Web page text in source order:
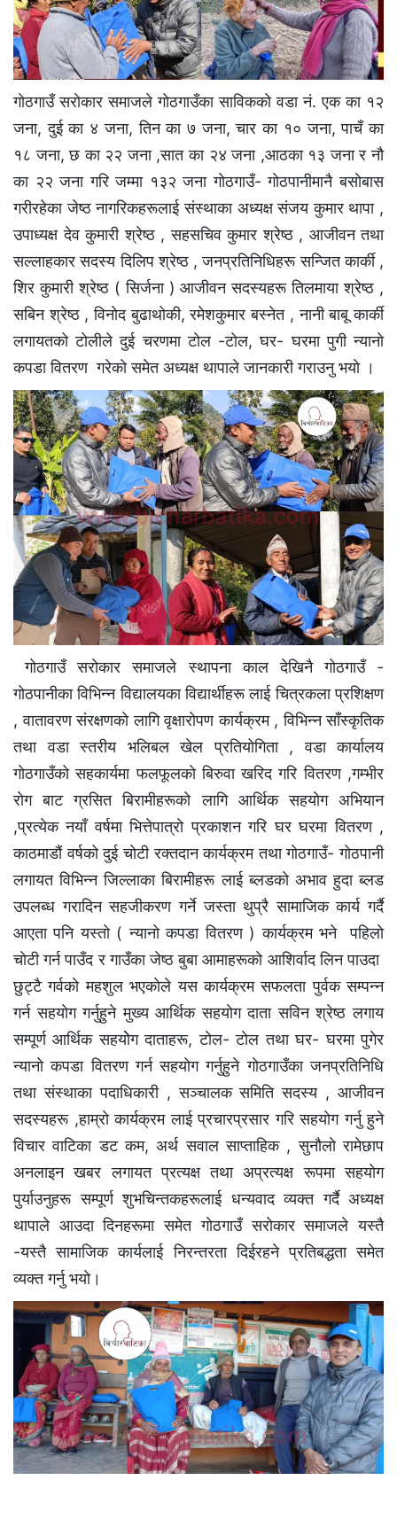
गाेठगाउँ सराेकार समाजले गाेठगाउँका साविककाे वडा नं. एक का १२
जना, दुई का ४ जना, तिन का ७ जना, चार का १० जना, पाचँ का
१८ जना, छ का २२ जना ,सात का २४ जना ,आठका १३ जना र नाै
का २२ जना गरि जम्मा १३२ जना गाेठगाउँ- गाेठपानीमानै बसाेबास
गरीरहेका जेष्ठ नागरिकहरूलाई संस्थाका अध्यक्ष संजय कुमार थापा ,
उपाध्यक्ष देव कुमारी श्रेष्ठ , सहसचिव कुमार श्रेष्ठ , आजीवन तथा
सल्लाहकार सदस्य दिलिप श्रेष्ठ , जनप्रतिनिधिहरू सन्जित कार्की ,
शिर कुमारी श्रेष्ठ ( सिर्जना ) आजीवन सदस्यहरू तिलमाया श्रेष्ठ ,
सबिन श्रेष्ठ , विनाेद बुढाथोकी, रमेशकुमार बस्नेत , नानी बाबू कार्की
लगायतको टाेलीले दुई चरणमा टाेल -टाेल, घर- घरमा पुगी न्यानाे
कपडा वितरण गरेकाे समेत अध्यक्ष थापाले जानकारी गराउनु भयाे ।
गाेठगाउँ सराेकार समाजले स्थापना काल देखिनै गाेठगाउँ -
गाेठपानीका विभिन्न विद्यालयका विद्यार्थीहरू लाई चित्रकला प्रशिक्षण
, वातावरण संरक्षणकाे लागि वृक्षारोपण कार्यक्रम , विभिन्न साँस्कृतिक
तथा वडा स्तरीय भलिबल खेल प्रतियोगिता , वडा कार्यालय
गाेठगाउँकाे सहकार्यमा फलफूलकाे बिरुवा खरिद गरि वितरण ,गम्भीर
राेग बाट ग्रसित बिरामीहरूकाे लागि आर्थिक सहयाेग अभियान
,प्रत्येक नयाँ वर्षमा भित्तेपात्राे प्रकाशन गरि घर घरमा वितरण ,
काठमाडौं वर्षको दुई चाेटी रक्तदान कार्यक्रम तथा गाेठगाउँ- गाेठपानी
लगायत विभिन्न जिल्लाका बिरामीहरू लाई ब्लडकाे अभाव हुदा ब्लड
उपलब्ध गरादिन सहजीकरण गर्ने जस्ता थुप्रै सामाजिक कार्य गर्दै
आएता पनि यस्ताे ( न्यानाे कपडा वितरण ) कार्यक्रम भने पहिलाे
चाेटी गर्न पाउँद र गाउँका जेष्ठ बुबा आमाहरूकाे आशिर्वाद लिन पाउदा
छुट्टै गर्वकाे महशुल भएकाेले यस कार्यक्रम सफलता पुर्वक सम्पन्न
गर्न सहयाेग गर्नुहुने मुख्य आर्थिक सहयाेग दाता सविन श्रेष्ठ लगाय
सम्पूर्ण आर्थिक सहयाेेग दाताहरू, टाेल- टाेल तथा घर- घरमा पुगेर
न्यानाे कपडा वितरण गर्न सहयाेग गर्नुहुने गाेठगाउँका जनप्रतिनिधि
तथा संस्थाका पदाधिकारी , सञ्चालक समिति सदस्य , आजीवन
सदस्यहरू ,हाम्रो कार्यक्रम लाई प्रचारप्रसार गरि सहयाेग गर्नु हुने
विचार वाटिका डट कम, अर्थ सवाल साप्ताहिक , सुनाैलाे रामेछाप
अनलाइन खबर लगायत प्रत्यक्ष तथा अप्रत्यक्ष रूपमा सहयाेग
पुर्याउनुहरू सम्पूर्ण शुभचिन्तकहरूलाई धन्यवाद व्यक्त गर्दै अध्यक्ष
थापाले आउदा दिनहरूमा समेत गाेठगाउँ सराेकार समाजले यस्तै
-यस्तै सामाजिक कार्यलाई निरन्तरता दिईरहने प्रतिबद्धता समेत
व्यक्त गर्नु भयाे।